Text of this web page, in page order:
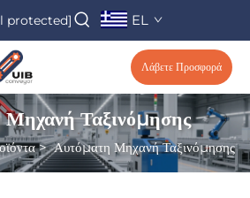
protected] EL
Λάβετε Προσφορά
Ταξινόμησης
>Αυτόματη Μηχανή Ταξινόμησης